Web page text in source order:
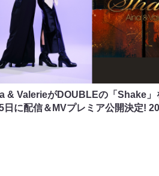
& ValerieがDOUBLEの「Shake」
日に配信＆MVプレミア公開決定!